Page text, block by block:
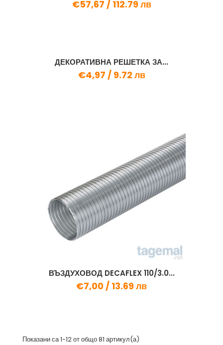
€57,67 / 112.79 лв
ДЕКОРАТИВНА РЕШЕТКА ЗА...
€4,97 / 9.72 лв
ВЪЗДУХОВОД DECAFLEX 110/3.0...
€7,00 / 13.69 лв
Показани са 1-12 от общо 81 артикул(а)